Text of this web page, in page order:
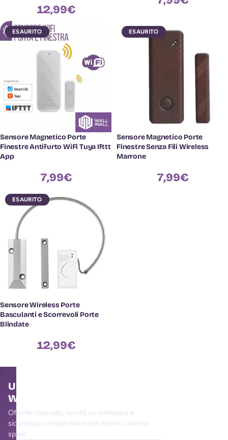
12,99€
ESAURITO
Sensore Magnetico Porte
Finestre Antifurto WiFi Tuya Ifttt
App
7,99€
ESAURITO
Sensore Magnetico Porte
Finestre Senza Fili Wireless
Marrone
7,99€
ESAURITO
Sensore Wireless Porte
Basculanti e Scorrevoli Porte
Blindate
12,99€
Unisciti alla community
WallMall
Offerte riservate, novità su domotica e
sicurezza, consigli dei nostri tecnici. Niente
spam.